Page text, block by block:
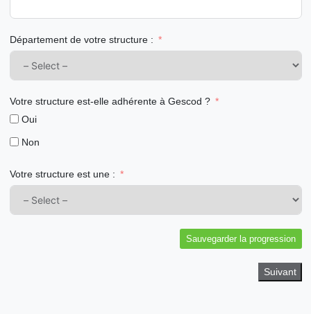
Département de votre structure :
Votre structure est-elle adhérente à Gescod ?
Oui
Non
Votre structure est une :
Sauvegarder la progression
Suivant